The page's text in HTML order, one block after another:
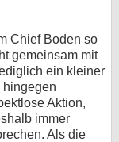
Chief Boden so
gemeinsam mit
ein kleiner
hingegen
Aktion,
immer
Als die